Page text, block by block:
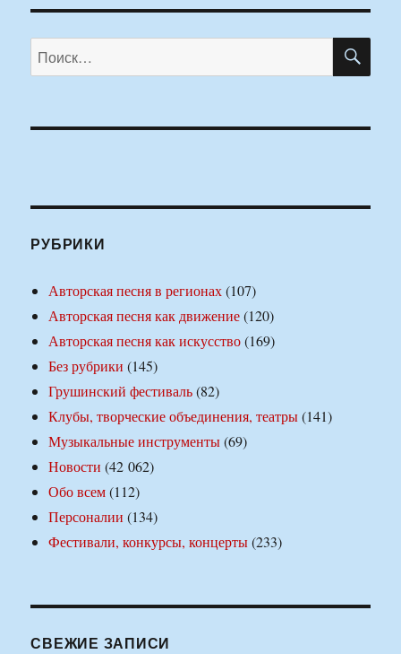
Искать:
РУБРИКИ
Авторская песня в регионах(107)
Авторская песня как движение(120)
Авторская песня как искусство(169)
Без рубрики (145)
Грушинский фестиваль(82)
Клубы, творческие объединения, театры(141)
Музыкальные инструменты(69)
Новости (42 062)
Обо всем(112)
Персоналии (134)
Фестивали, конкурсы, концерты(233)
СВЕЖИЕ ЗАПИСИ